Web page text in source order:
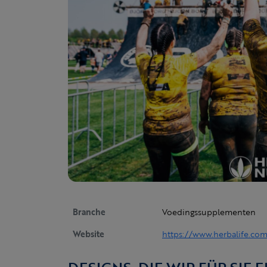
Branche
Voedingssupplementen
Website
https://